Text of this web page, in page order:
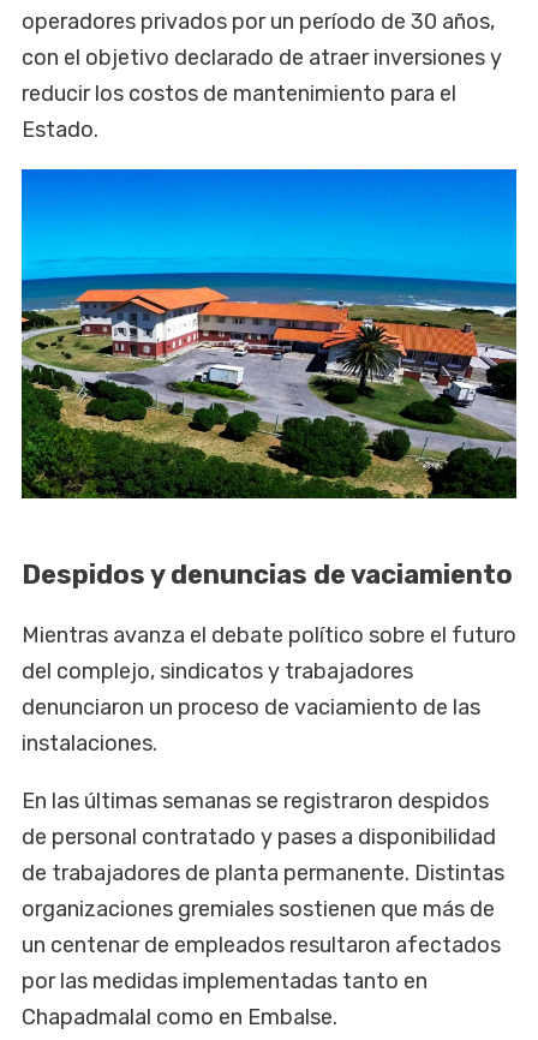
operadores privados por un período de 30 años,
con el objetivo declarado de atraer inversiones y
reducir los costos de mantenimiento para el
Estado.
Despidos y denuncias de vaciamiento
Mientras avanza el debate político sobre el futuro
del complejo, sindicatos y trabajadores
denunciaron un proceso de vaciamiento de las
instalaciones.
En las últimas semanas se registraron despidos
de personal contratado y pases a disponibilidad
de trabajadores de planta permanente. Distintas
organizaciones gremiales sostienen que más de
un centenar de empleados resultaron afectados
por las medidas implementadas tanto en
Chapadmalal como en Embalse.